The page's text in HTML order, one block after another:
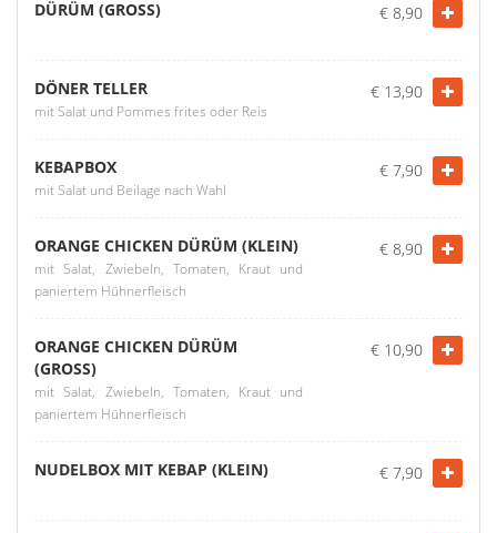
DÜRÜM (GROSS) € 8,90
DÖNER TELLER
mit Salat und Pommes frites oder Reis
€ 13,90
KEBAPBOX
mit Salat und Beilage nach Wahl
€ 7,90
ORANGE CHICKEN DÜRÜM (KLEIN)
mit Salat, Zwiebeln, Tomaten, Kraut und
paniertem Hühnerfleisch
€ 8,90
ORANGE CHICKEN DÜRÜM
(GROSS)
mit Salat, Zwiebeln, Tomaten, Kraut und
paniertem Hühnerfleisch
€ 10,90
NUDELBOX MIT KEBAP (KLEIN) € 7,90